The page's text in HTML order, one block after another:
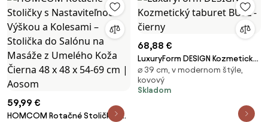
59,99 €
HOMCOM Rotačné Stoličky s
68,88 €
LuxuryForm DESIGN Kozmetický
taburet BULL - čierny
⌀ 39 cm, v modernom štýle,
kovový
Skladom